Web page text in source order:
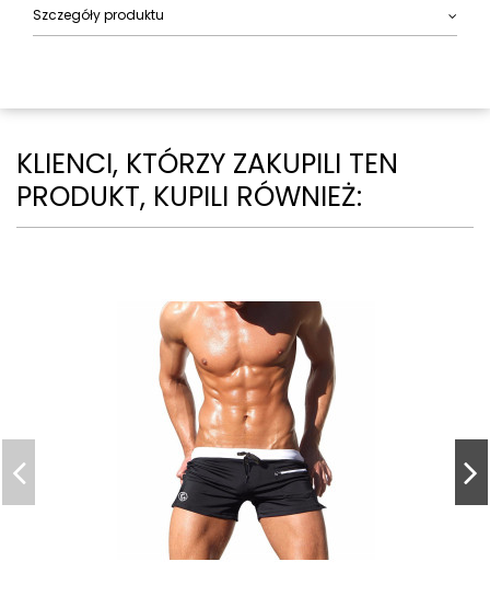
Szczegóły produktu
KLIENCI, KTÓRZY ZAKUPILI TEN
PRODUKT, KUPILI RÓWNIEŻ: